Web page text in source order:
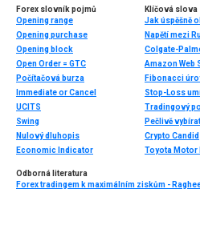
Forex slovník pojmů
Opening range
Opening purchase
Opening block
Open Order = GTC
Počítačová burza
Immediate or Cancel
UCITS
Swing
Nulový dluhopis
Economic Indicator
Klíčová slova
Jak úspěšně
Napětí mezi
Colgate-
Amazon Web
Fibonacci
Stop-Loss
Tradingový
Pečlivě
Crypto Candid
Odborná literatura
Forex tradingem k maximálním ziskům -